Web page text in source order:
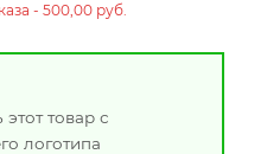
- 500,00 руб.
товар с
логотипа